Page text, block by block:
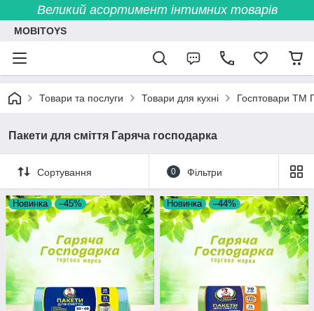
Великий асортимент інтимних товарів
MOBITOYS
Товари та послуги Товари для кухні Госптовари ТМ
Пакети для сміття Гаряча господарка
Сортування 0 Фільтри
Новинка –45% Новинка –44%